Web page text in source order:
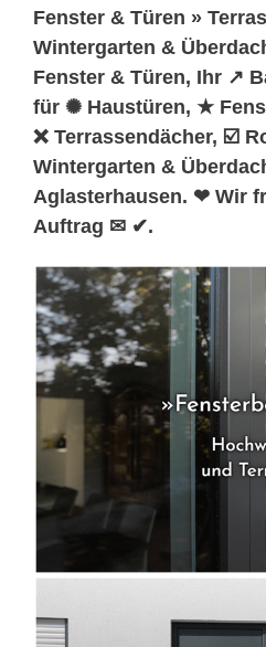
Fenster & Türen »
Wintergarten &
Fenster & Türen, Ihr ↗️
für ✺ Haustüren, ★
❌ Terrassendächer, ☑️
Wintergarten &
Aglasterhausen. ❤ Wir
Auftrag ✉ ✔.